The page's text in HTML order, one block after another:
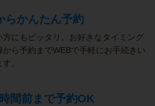
らかんたん予約
方にもピッタリ。お好きなタイミング
から予約までWEBで手軽にお手続きい
。
間前まで予約OK